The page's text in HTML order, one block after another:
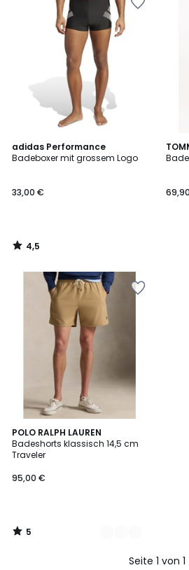
adidas Performance
Badeboxer mit grossem Logo
33,00 €
4,5
/ 5
4,5
/
2
POLO RALPH LAUREN
Badeshorts klassisch 14,5 cm
Traveler
95,00 €
5
/
5
2
Farben
5
/
Seite 1 von 1